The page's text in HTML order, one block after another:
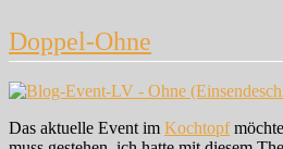
Doppel-Ohne
Das aktuelle Event im Kochtopf